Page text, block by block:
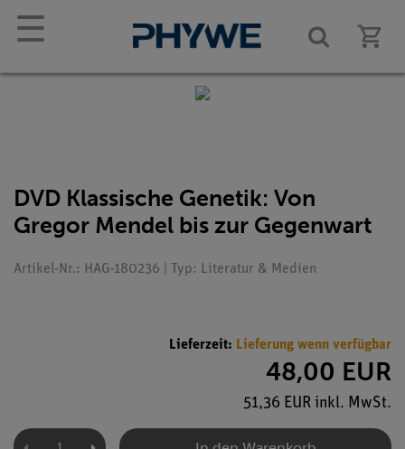
☰
DVD Klassische Genetik: Von
Gregor Mendel bis zur Gegenwart
Artikel-Nr.: HAG-180236 | Typ: Literatur & Medien
Lieferzeit: Lieferung wenn verfügbar
48,00 EUR
51,36 EUR inkl. MwSt.